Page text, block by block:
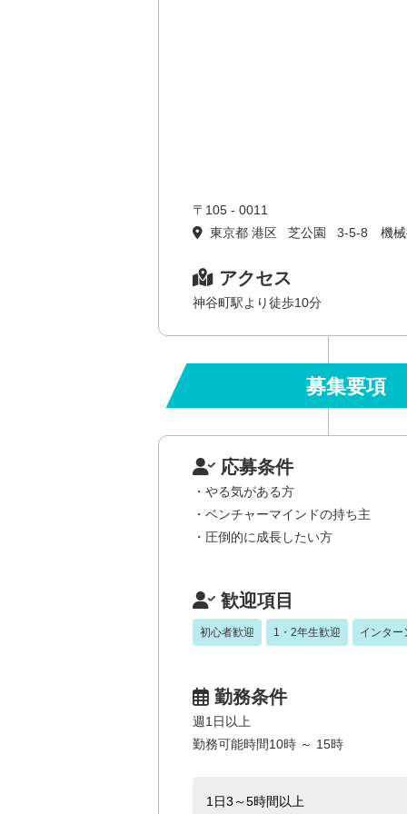
〒105 - 0011
東京都 港区 芝公園 3-5-8 機械
アクセス
神谷町駅より徒歩10分
募集要項
応募条件
・やる気がある方
・ベンチャーマインドの持ち主
・圧倒的に成長したい方
歓迎項目
初心者歓迎 1・2年生歓迎 インター
勤務条件
週1日以上
勤務可能時間10時 ～ 15時
1日3～5時間以上